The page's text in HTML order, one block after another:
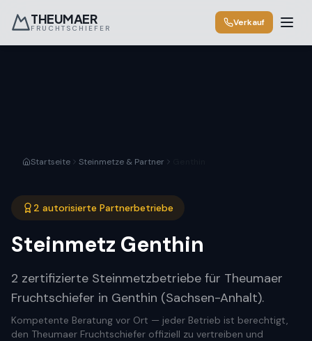
THEUMAER
FRUCHTSCHIEFER
Verkauf
Startseite Steinmetze & Partner
2 autorisierte Partnerbetriebe
Steinmetz Genthin
2 zertifizierte Steinmetzbetriebe für Theumaer
Fruchtschiefer in Genthin (Sachsen-Anhalt).
Kompetente Beratung vor Ort — jeder Betrieb ist berechtigt,
den Theumaer Fruchtschiefer offiziell zu vertreiben und